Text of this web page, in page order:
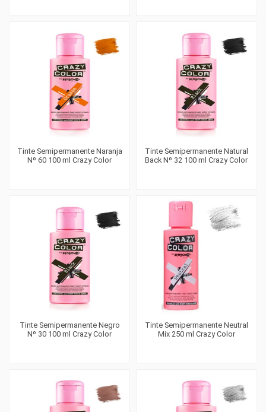
Tinte Semipermanente Naranja
Nº 60 100 ml Crazy Color
Tinte Semipermanente Natural
Back Nº 32 100 ml Crazy Color
Tinte Semipermanente Negro
Nº 30 100 ml Crazy Color
Tinte Semipermanente Neutral
Mix 250 ml Crazy Color